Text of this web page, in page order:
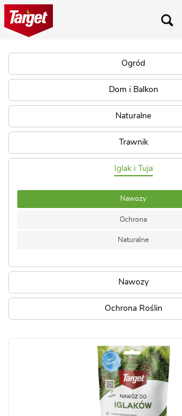
Ogród
Dom i Balkon
Naturalne
Trawnik
Iglak i Tuja
Nawozy
Ochrona
Naturalne
Nawozy
Ochrona Roślin